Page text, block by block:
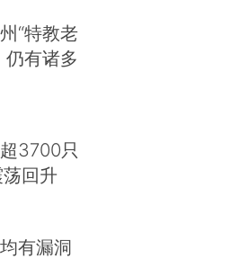
“特教老
仍有诸多
3700只
回升
有漏洞